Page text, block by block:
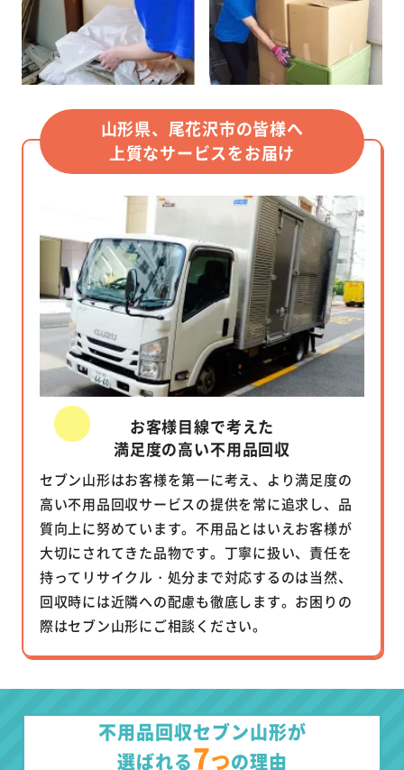
山形県、尾花沢市の皆様へ
上質なサービスをお届け
お客様目線で考えた
満足度の高い不用品回収
セブン山形はお客様を第一に考え、より満足度の
高い不用品回収サービスの提供を常に追求し、品
質向上に努めています。不用品とはいえお客様が
大切にされてきた品物です。丁寧に扱い、責任を
持ってリサイクル・処分まで対応するのは当然、
回収時には近隣への配慮も徹底します。お困りの
際はセブン山形にご相談ください。
不用品回収セブン山形が
選ばれる7つの理由